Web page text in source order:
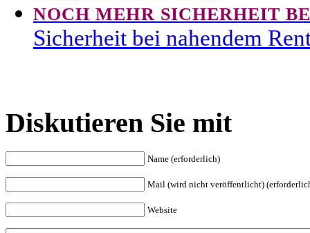
NOCH MEHR SICHERHEIT
Sicherheit bei nahendem
Diskutieren Sie mit
Name (erforderlich)
Mail (wird nicht veröffentlicht)
Website